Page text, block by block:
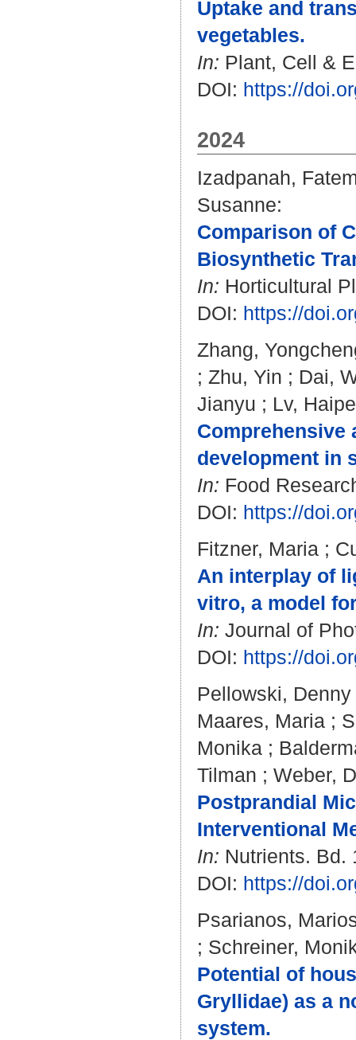
Uptake and
vegetables.
In: Plant, Cell &
DOI: https://
2024
Izadpanah,
Susanne:
Comparison of
Biosynthetic
In: Horticultural
DOI: https://
Zhang,
; Zhu, Yin ; Dai,
Jianyu ; Lv,
Comprehensive
development in
In: Food
DOI: https://
Fitzner, Maria ;
An interplay of
vitro, a model
In: Journal of
DOI: https://
Pellowski, Denny
Maares, Maria ;
Monika ;
Tilman ; Weber,
Postprandial
Interventional
In: Nutrients. Bd.
DOI: https://
Psarianos,
; Schreiner,
Potential of
Gryllidae) as a
system.